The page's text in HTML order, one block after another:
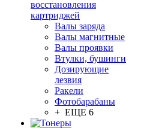
восстановления
картриджей
Валы заряда
Валы магнитные
Валы проявки
Втулки, бушинги
Дозирующие
лезвия
Ракели
Фотобарабаны
+ ЕЩЕ 6